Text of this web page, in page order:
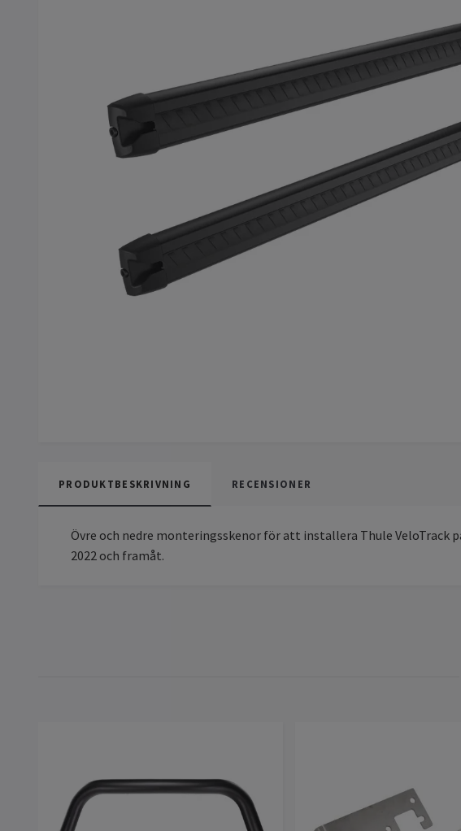
PRODUKTBESKRIVNING RECENSIONER
Övre och nedre monteringsskenor för att installera Thule VeloTrack
2022 och framåt.